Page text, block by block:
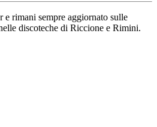
e rimani sempre aggiornato sulle
discoteche di Riccione e Rimini.